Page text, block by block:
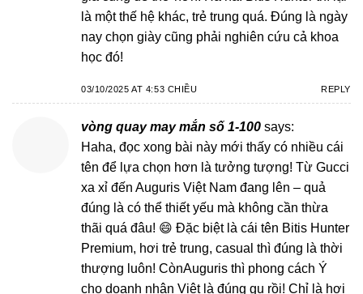
là một thế hệ khác, trẻ trung quá. Đúng là ngày
nay chọn giày cũng phải nghiên cứu cả khoa
học đó!
03/10/2025 AT 4:53 CHIỀU REPLY
vòng quay may mắn số 1-100 says:
Haha, đọc xong bài này mới thấy có nhiều cái
tên để lựa chọn hơn là tưởng tượng! Từ Gucci
xa xỉ đến Auguris Việt Nam đang lên – quả
đúng là có thể thiết yếu mà không cần thừa
thãi quá đâu! 😄 Đặc biệt là cái tên Bitis Hunter
Premium, hơi trẻ trung, casual thì đúng là thời
thượng luôn! CònAuguris thì phong cách Ý
cho doanh nhân Việt là đúng gu rồi! Chỉ là hơi